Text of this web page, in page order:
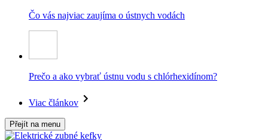
Čo vás najviac zaujíma o ústnych vodách
Prečo a ako vybrať ústnu vodu s chlórhexidínom?
Viac článkov
Přejít na menu